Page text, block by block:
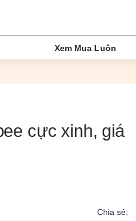
Xem Mua Luôn
cực xinh, giá
Chia sẻ: